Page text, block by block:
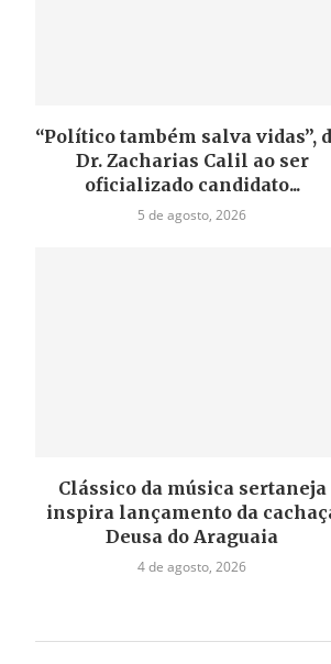
“Político também salva vidas”,
Dr. Zacharias Calil ao ser
oficializado candidato...
5 de agosto, 2026
Clássico da música sertaneja
inspira lançamento da
Deusa do Araguaia
4 de agosto, 2026